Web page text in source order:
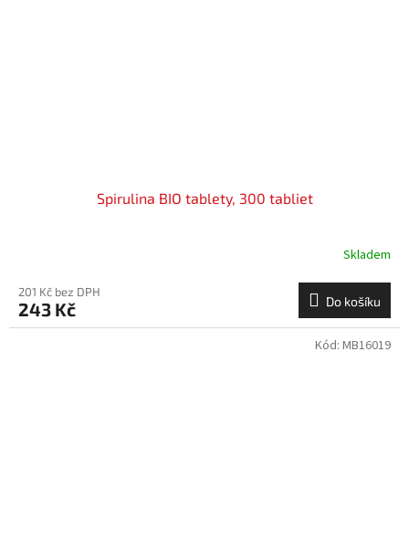
Spirulina BIO tablety, 300 tabliet
Skladem
201 Kč bez DPH
243 Kč Do košíku
Kód: MB16019